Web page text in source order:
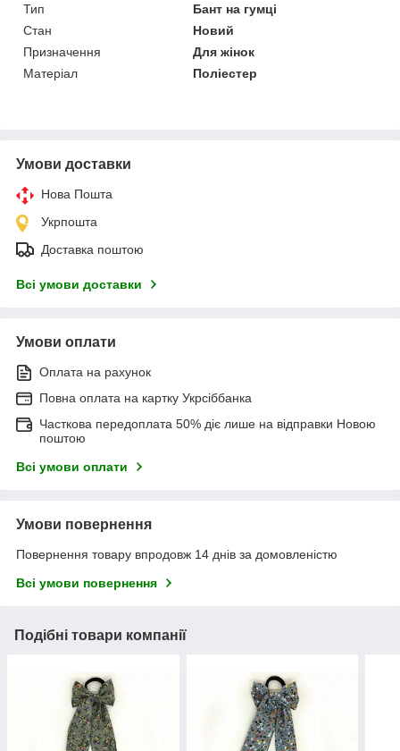
Тип
Бант на гумці
Стан
Новий
Призначення
Для жінок
Матеріал
Поліестер
Умови доставки
Нова Пошта
Укрпошта
Доставка поштою
Всі умови доставки
Умови оплати
Оплата на рахунок
Повна оплата на картку Укрсіббанка
Часткова передоплата 50% діє лише на відправки Новою
поштою
Всі умови оплати
Умови повернення
Повернення товару впродовж 14 днів за домовленістю
Всі умови повернення
Подібні товари компанії